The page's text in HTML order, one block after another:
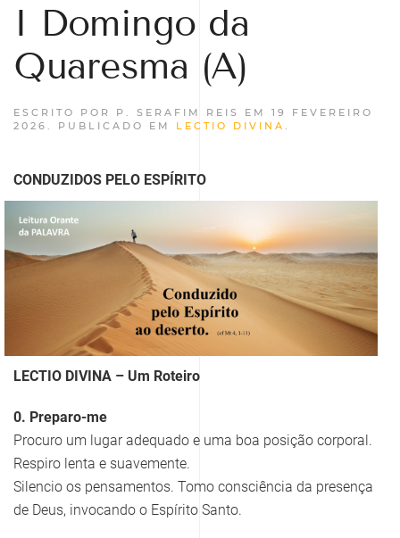
I Domingo da
Quaresma (A)
ESCRITO POR P. SERAFIM REIS EM 19 FEVEREIRO
2026 . PUBLICADO EM LECTIO DIVINA .
CONDUZIDOS PELO ESPÍRITO
LECTIO DIVINA – Um Roteiro
0. Preparo-me
Procuro um lugar adequado e uma boa posição corporal.
Respiro lenta e suavemente.
Silencio os pensamentos. Tomo consciência da presença
de Deus, invocando o Espírito Santo.